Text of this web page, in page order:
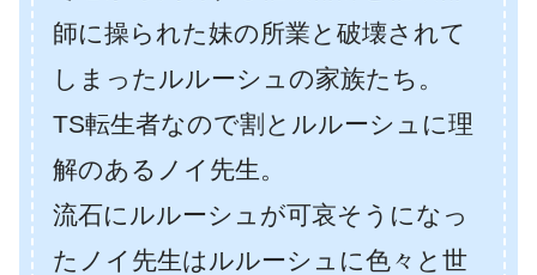
師に操られた妹の所業と破壊されて
しまったルルーシュの家族たち。
TS転生者なので割とルルーシュに理
解のあるノイ先生。
流石にルルーシュが可哀そうになっ
たノイ先生はルルーシュに色々と世